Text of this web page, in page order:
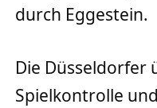
durch Eggestein.
Die Düsseldorfer
Spielkontrolle